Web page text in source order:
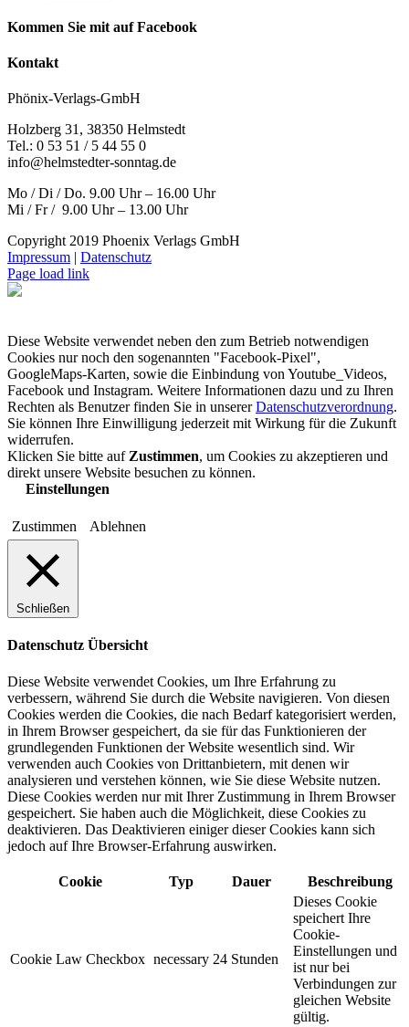
Kommen Sie mit auf Facebook
Kontakt
Phönix-Verlags-GmbH
Holzberg 31, 38350 Helmstedt
Tel.: 0 53 51 / 5 44 55 0
info@helmstedter-sonntag.de
Mo / Di / Do. 9.00 Uhr – 16.00 Uhr
Mi / Fr / 9.00 Uhr – 13.00 Uhr
Copyright 2019 Phoenix Verlags GmbH
Impressum | Datenschutz
Page load link
Diese Website verwendet neben den zum Betrieb notwendigen
Cookies nur noch den sogenannten "Facebook-Pixel",
GoogleMaps-Karten, sowie die Einbindung von Youtube_Videos,
Facebook und Instagram. Weitere Informationen dazu und zu Ihren
Rechten als Benutzer finden Sie in unsererDatenschutzverordnung.
Sie können Ihre Einwilligung jederzeit mit Wirkung für die Zukunft
widerrufen.
Klicken Sie bitte auf Zustimmen, um Cookies zu akzeptieren und
direkt unsere Website besuchen zu können.
Einstellungen
Zustimmen Ablehnen
Schließen
Datenschutz Übersicht
Diese Website verwendet Cookies, um Ihre Erfahrung zu
verbessern, während Sie durch die Website navigieren. Von diesen
Cookies werden die Cookies, die nach Bedarf kategorisiert werden,
in Ihrem Browser gespeichert, da sie für das Funktionieren der
grundlegenden Funktionen der Website wesentlich sind. Wir
verwenden auch Cookies von Drittanbietern, mit denen wir
analysieren und verstehen können, wie Sie diese Website nutzen.
Diese Cookies werden nur mit Ihrer Zustimmung in Ihrem Browser
gespeichert. Sie haben auch die Möglichkeit, diese Cookies zu
deaktivieren. Das Deaktivieren einiger dieser Cookies kann sich
jedoch auf Ihre Browser-Erfahrung auswirken.
Cookie Typ Dauer Beschreibung
Cookie Law Checkbox necessary 24 Stunden
Dieses Cookie
speichert Ihre
Cookie-
Einstellungen und
ist nur bei
Verbindungen zur
gleichen Website
gültig.